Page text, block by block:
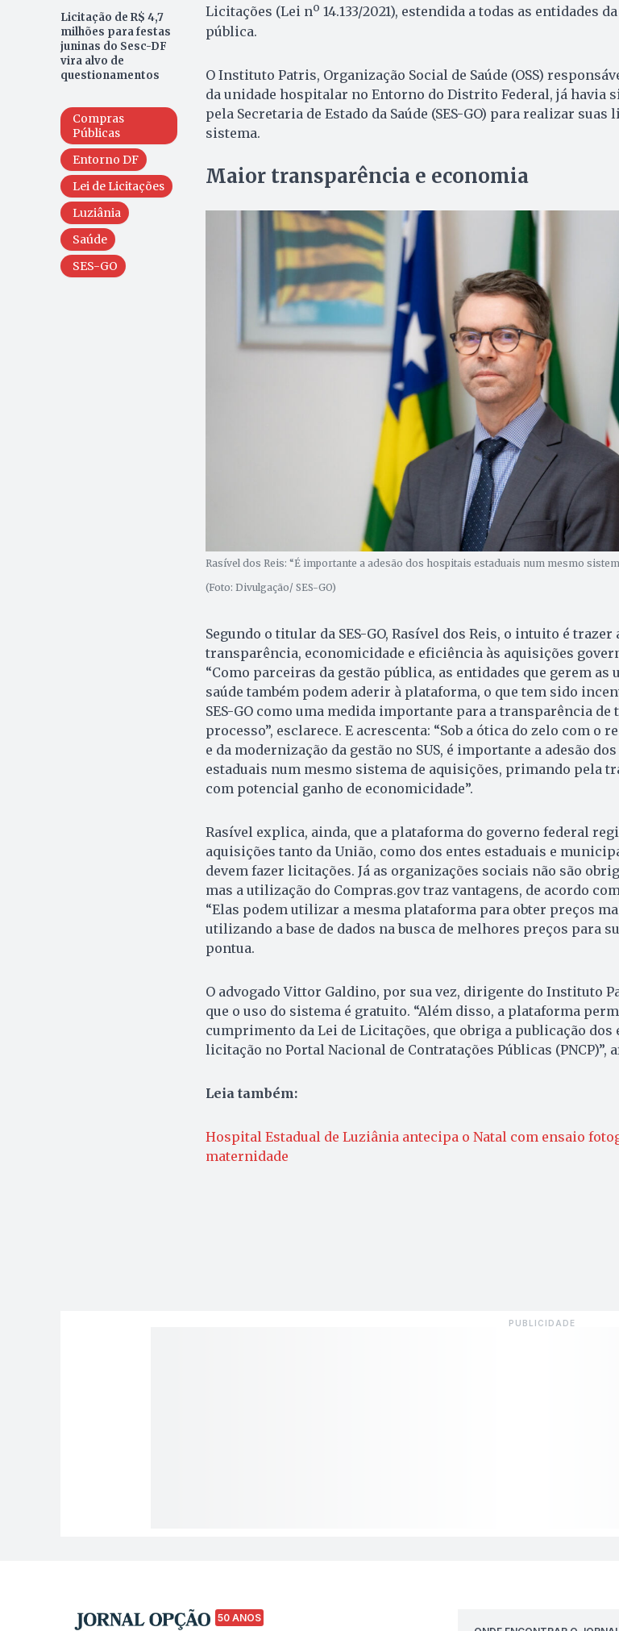
Licitação de R$ 4,7
milhões para festas
juninas do Sesc-DF
vira alvo de
questionamentos
Compras
Públicas
Entorno DF
Lei de Licitações
Luziânia
Saúde
SES-GO
Licitações (Lei no 14.133/2021), estendida a todas as entidades
pública.
O Instituto Patris, Organização Social de Saúde (OSS)
da unidade hospitalar no Entorno do Distrito Federal, já havia
pela Secretaria de Estado da Saúde (SES-GO) para realizar suas
sistema.
Maior transparência e economia
Rasível dos Reis: “É importante a adesão dos hospitais estaduais num mesmo
(Foto: Divulgação/ SES-GO)
Segundo o titular da SES-GO, Rasível dos Reis, o intuito é trazer
transparência, economicidade e eficiência às aquisições
“Como parceiras da gestão pública, as entidades que gerem as
saúde também podem aderir à plataforma, o que tem sido
SES-GO como uma medida importante para a transparência de
processo”, esclarece. E acrescenta: “Sob a ótica do zelo com o
e da modernização da gestão no SUS, é importante a adesão
estaduais num mesmo sistema de aquisições, primando pela
com potencial ganho de economicidade”.
Rasível explica, ainda, que a plataforma do governo federal
aquisições tanto da União, como dos entes estaduais e
devem fazer licitações. Já as organizações sociais não são
mas a utilização do Compras.gov traz vantagens, de acordo
“Elas podem utilizar a mesma plataforma para obter preços
utilizando a base de dados na busca de melhores preços para
pontua.
O advogado Vittor Galdino, por sua vez, dirigente do Instituto
que o uso do sistema é gratuito. “Além disso, a plataforma
cumprimento da Lei de Licitações, que obriga a publicação dos
licitação no Portal Nacional de Contratações Públicas (PNCP)”,
Leia também:
Hospital Estadual de Luziânia antecipa o Natal com ensaio
maternidade
50 ANOS